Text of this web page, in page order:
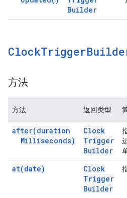
Builder
ClockTrigger
方法
方法 返回类型
after(duration
Milliseconds)
Clock
Trigger
Builder
at(date)
Clock
Trigger
Builder